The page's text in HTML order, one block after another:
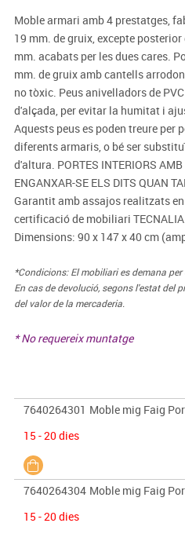
Moble armari amb 4 prestatges,
19 mm. de gruix, excepte
mm. acabats per les dues cares.
mm. de gruix amb cantells
no tòxic. Peus anivelladors de
d'alçada, per evitar la humitat i
Aquests peus es poden treure per
diferents armaris, o bé ser
d'altura. PORTES INTERIORS
ENGANXAR-SE ELS DITS QUAN
Garantit amb assajos realitzats
certificació de mobiliari
Dimensions: 90 x 147 x 40 cm
*Condicions: El mobiliari es demana per
En cas de devolució, segons l'estat del
del valor de la mercaderia.
* No requereix muntatge
7640264301 Moble mig Faig
15 - 20 dies
7640264304 Moble mig Faig
15 - 20 dies